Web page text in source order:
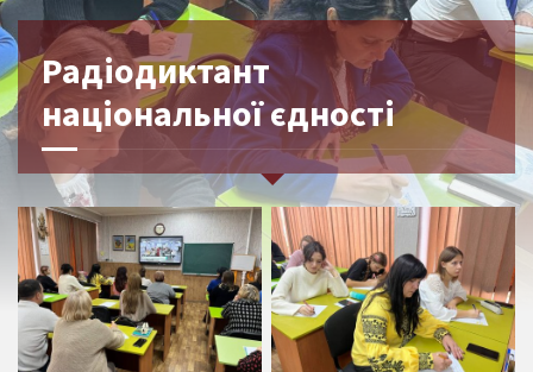
Радіодиктант
національної єдності